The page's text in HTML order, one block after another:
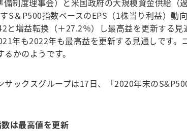
制度理事会）と米国政府の大規模資金供給
S＆P500指数ベースのEPS（1株当り利益）
と増益転換（＋27.2％）し最高益を更新する
年も2022年も最高益を更新する見通しです
かのようです。
ックスグループは17日、「2020年末の
は最高値を更新